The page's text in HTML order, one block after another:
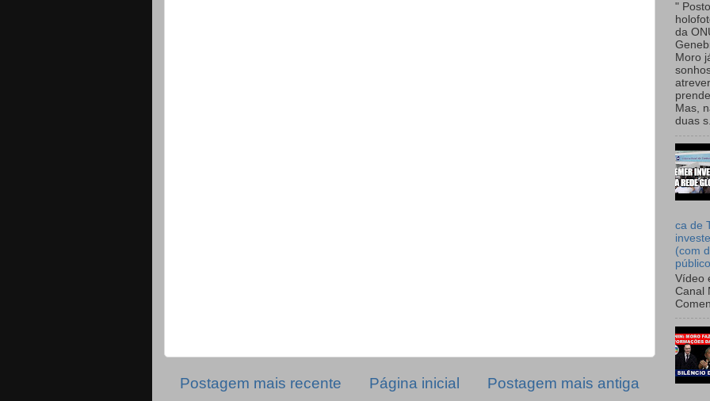
Postagem mais recente Postagem mais antiga
Página inicial
"
da
Moro
Mas,
duas
ca de
(com
Vídeo
Canal